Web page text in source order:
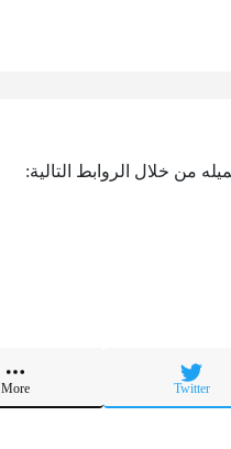
من خلال الروابط التالية:
Twitter
More